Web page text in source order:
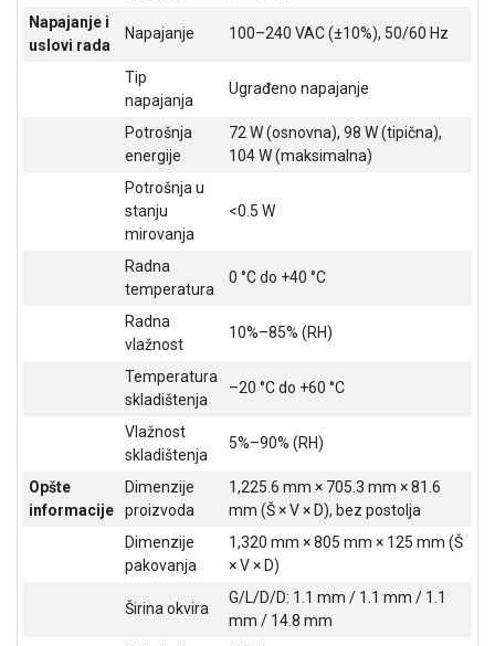
Napajanje i
uslovi rada
Napajanje 100–240 VAC (±10%), 50/60 Hz
Tip
napajanja
Ugrađeno napajanje
Potrošnja
energije
72 W (osnovna), 98 W (tipična),
104 W (maksimalna)
Potrošnja u
stanju
mirovanja
<0.5 W
Radna
temperatura
0 °C do +40 °C
Radna
vlažnost
10%–85% (RH)
Temperatura
skladištenja
–20 °C do +60 °C
Vlažnost
skladištenja
5%–90% (RH)
Opšte
informacije
Dimenzije
proizvoda
1,225.6 mm × 705.3 mm × 81.6
mm (Š × V × D), bez postolja
Dimenzije
pakovanja
1,320 mm × 805 mm × 125 mm (Š
× V × D)
Širina okvira
G/L/D/D: 1.1 mm / 1.1 mm / 1.1
mm / 14.8 mm